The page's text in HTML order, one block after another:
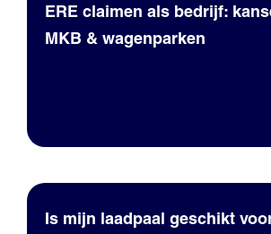
ERE claimen als bedrijf:
MKB & wagenparken
Is mijn laadpaal geschikt